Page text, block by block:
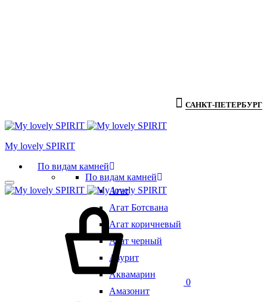
САНКТ-ПЕТЕРБУРГ
Мy lovely SPIRIT
По видам камней
По видам камней
Агат
Агат Ботсвана
Агат коричневый
Агат черный
Азурит
Аквамарин
Амазонит
0